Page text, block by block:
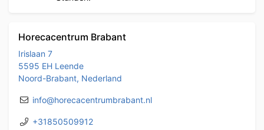
Horecacentrum Brabant
Irislaan 7
5595 EH Leende
Noord-Brabant, Nederland
info@horecacentrumbrabant.nl
+31850509912